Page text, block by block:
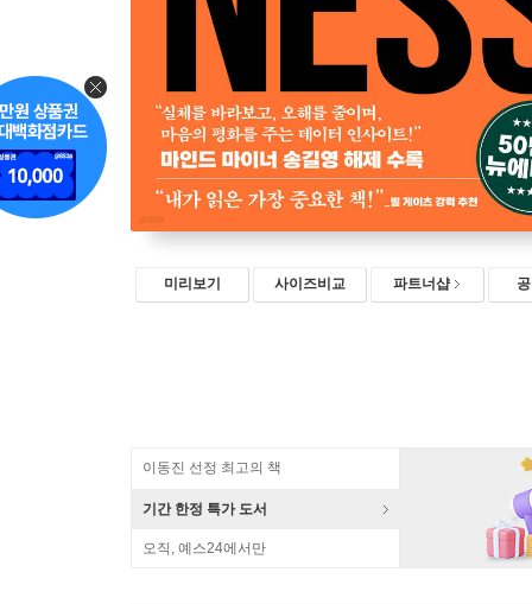
미리보기 사이즈비교 파트너샵
이동진 선정 최고의 책
기간 한정 특가 도서
오직, 예스24에서만